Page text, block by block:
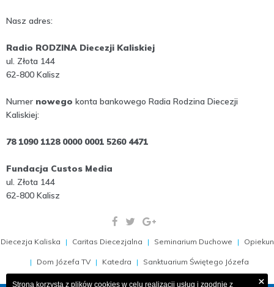
Nasz adres:
Radio RODZINA Diecezji Kaliskiej
ul. Złota 144
62-800 Kalisz
Numer nowego konta bankowego Radia Rodzina Diecezji
Kaliskiej:
78 1090 1128 0000 0001 5260 4471
Fundacja Custos Media
ul. Złota 144
62-800 Kalisz
Diecezja Kaliska Caritas Diecezjalna Seminarium Duchowe Opiekun
Dom Józefa TV Katedra Sanktuarium Świętego Józefa
Strona korzysta z plików cookies w celu realizacji usług i zgodnie z ×